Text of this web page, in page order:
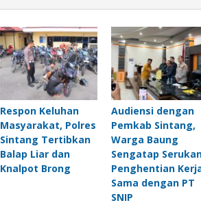
Respon Keluhan
Masyarakat, Polres
Sintang Tertibkan
Balap Liar dan
Knalpot Brong
Audiensi dengan
Pemkab Sintang,
Warga Baung
Sengatap
Penghentian
Sama dengan PT
SNIP